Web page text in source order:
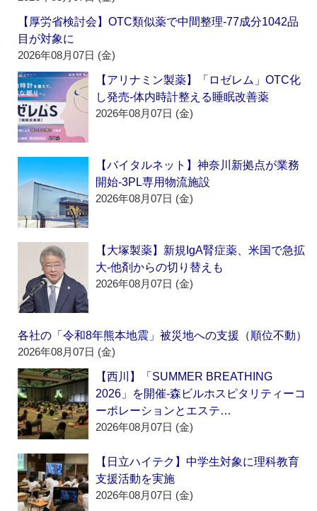
【厚労省検討会】OTC類似薬で中間整理‐77成分1042品
目が対象に
2026年08月07日 (金)
【アリナミン製薬】「ロゼレム」OTC化
し発売‐体内時計整える睡眠改善薬
2026年08月07日 (金)
【バイタルネット】神奈川新拠点が業務
開始‐3PL専用物流施設
2026年08月07日 (金)
【大塚製薬】新規IgA腎症薬、米国で急拡
大‐他剤からの切り替えも
2026年08月07日 (金)
各社の「令和8年熊本地震」被災地への支援（順位不動）
2026年08月07日 (金)
【西川】「SUMMER BREATHING
2026」を開催‐森ビルホスピタリティーコ
ーポレーションとエステ…
2026年08月07日 (金)
【日立ハイテク】中学生対象に理科教育
支援活動を実施
2026年08月07日 (金)